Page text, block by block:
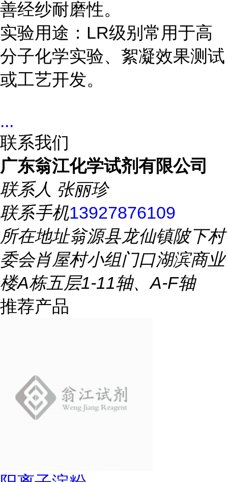
善经纱耐磨性。
实验用途：LR级别常用于高
分子化学实验、絮凝效果测试
或工艺开发。
...
联系我们
广东翁江化学试剂有限公司
联系人 张丽珍
联系手机13927876109
所在地址翁源县龙仙镇陂下村
委会肖屋村小组门口湖滨商业
楼A栋五层1-11轴、A-F轴
推荐产品